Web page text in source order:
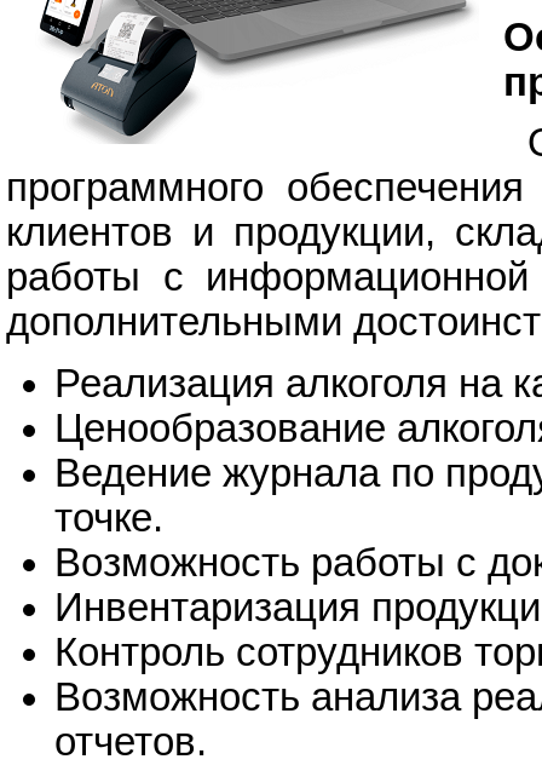
программного
клиентов и продукции,
работы с
дополнительными
Реализация алкоголя на
Ценообразование
Ведение журнала по
точке.
Возможность работы с
Инвентаризация
Контроль сотрудников
Возможность анализа
отчетов.